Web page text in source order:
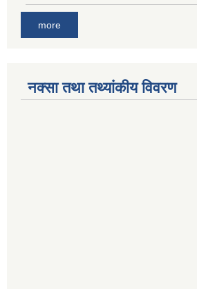
more
नक्सा तथा तथ्यांकीय विवरण